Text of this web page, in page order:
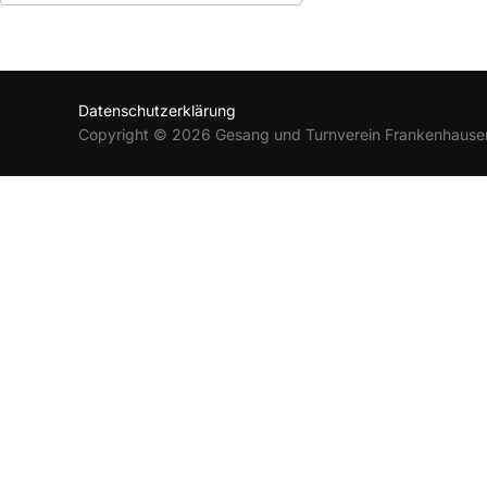
Datenschutzerklärung
Copyright © 2026 Gesang und Turnverein